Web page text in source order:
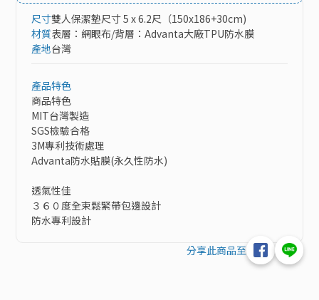
尺寸雙人保潔墊尺寸 5 x 6.2尺（150x186+30cm)
材質表層：網眼布/背層：Advanta大廠TPU防水膜
產地台灣
產品特色
商品特色
MIT台灣製造
SGS檢驗合格
3M專利技術處理
Advanta防水貼膜(永久性防水)
透氣性佳
３６０度全束鬆緊帶包邊設計
防水專利設計
分享此商品至